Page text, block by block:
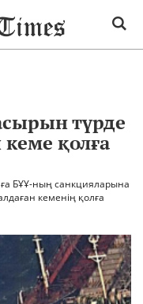
түрде
қолға
БҰҰ-ның санкцияларына
кеменің қолға